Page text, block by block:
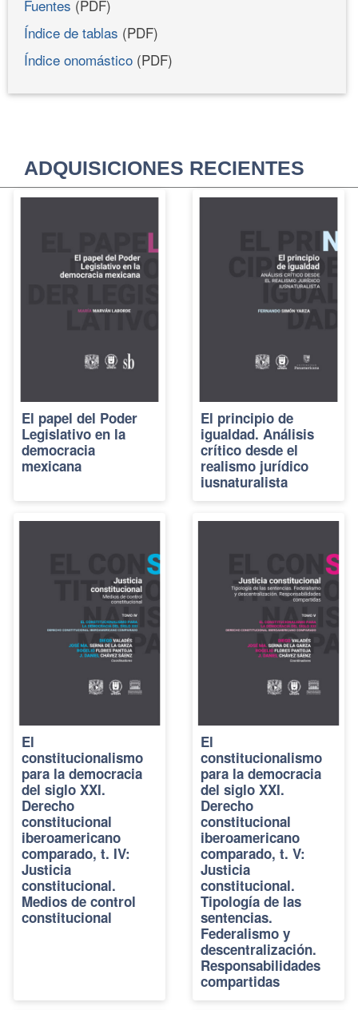
Fuentes (PDF)
Índice de tablas (PDF)
Índice onomástico (PDF)
ADQUISICIONES RECIENTES
El papel del Poder
Legislativo en la
democracia
mexicana
El principio de
igualdad. Análisis
crítico desde el
realismo jurídico
iusnaturalista
El
constitucionalismo
para la democracia
del siglo XXI.
Derecho
constitucional
iberoamericano
comparado, t. IV:
Justicia
constitucional.
Medios de control
constitucional
El
constitucionalismo
para la democracia
del siglo XXI.
Derecho
constitucional
iberoamericano
comparado, t. V:
Justicia
constitucional.
Tipología de las
sentencias.
Federalismo y
descentralización.
Responsabilidades
compartidas